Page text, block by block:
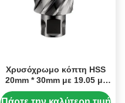
Χρυσόχρωμο κόπτη HSS
20mm * 30mm με 19.05 με
καθολικές μηχανές κοπής